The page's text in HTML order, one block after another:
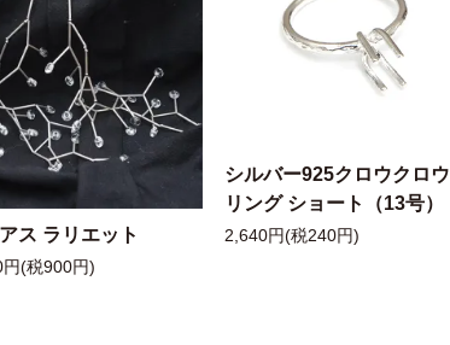
ス ラリエット
(税900円)
シルバー925クロウクロウ
リング ショート（13号）
2,640円(税240円)